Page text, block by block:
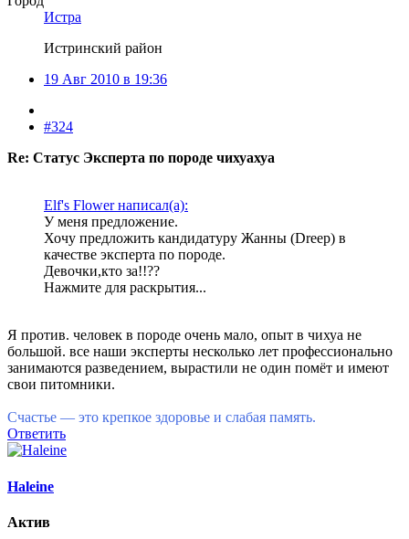
Истра
Истринский район
19 Авг 2010 в 19:36
#324
Re: Статус Эксперта по породе чихуахуа
Elf's Flower написал(а):
У меня предложение.
Хочу предложить кандидатуру Жанны (Dreep) в
качестве эксперта по породе.
Девочки,кто за!!??
Нажмите для раскрытия...
Я против. человек в породе очень мало, опыт в чихуа не
большой. все наши эксперты несколько лет профессионально
занимаются разведением, вырастили не один помёт и имеют
свои питомники.
Счастье — это крепкое здоровье и слабая память.
Ответить
Haleine
Актив